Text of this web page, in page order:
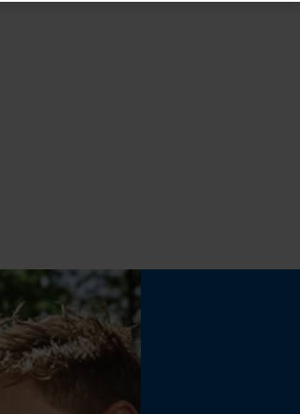
Statistische Cookies
Mouseflow Web Analytics Tool